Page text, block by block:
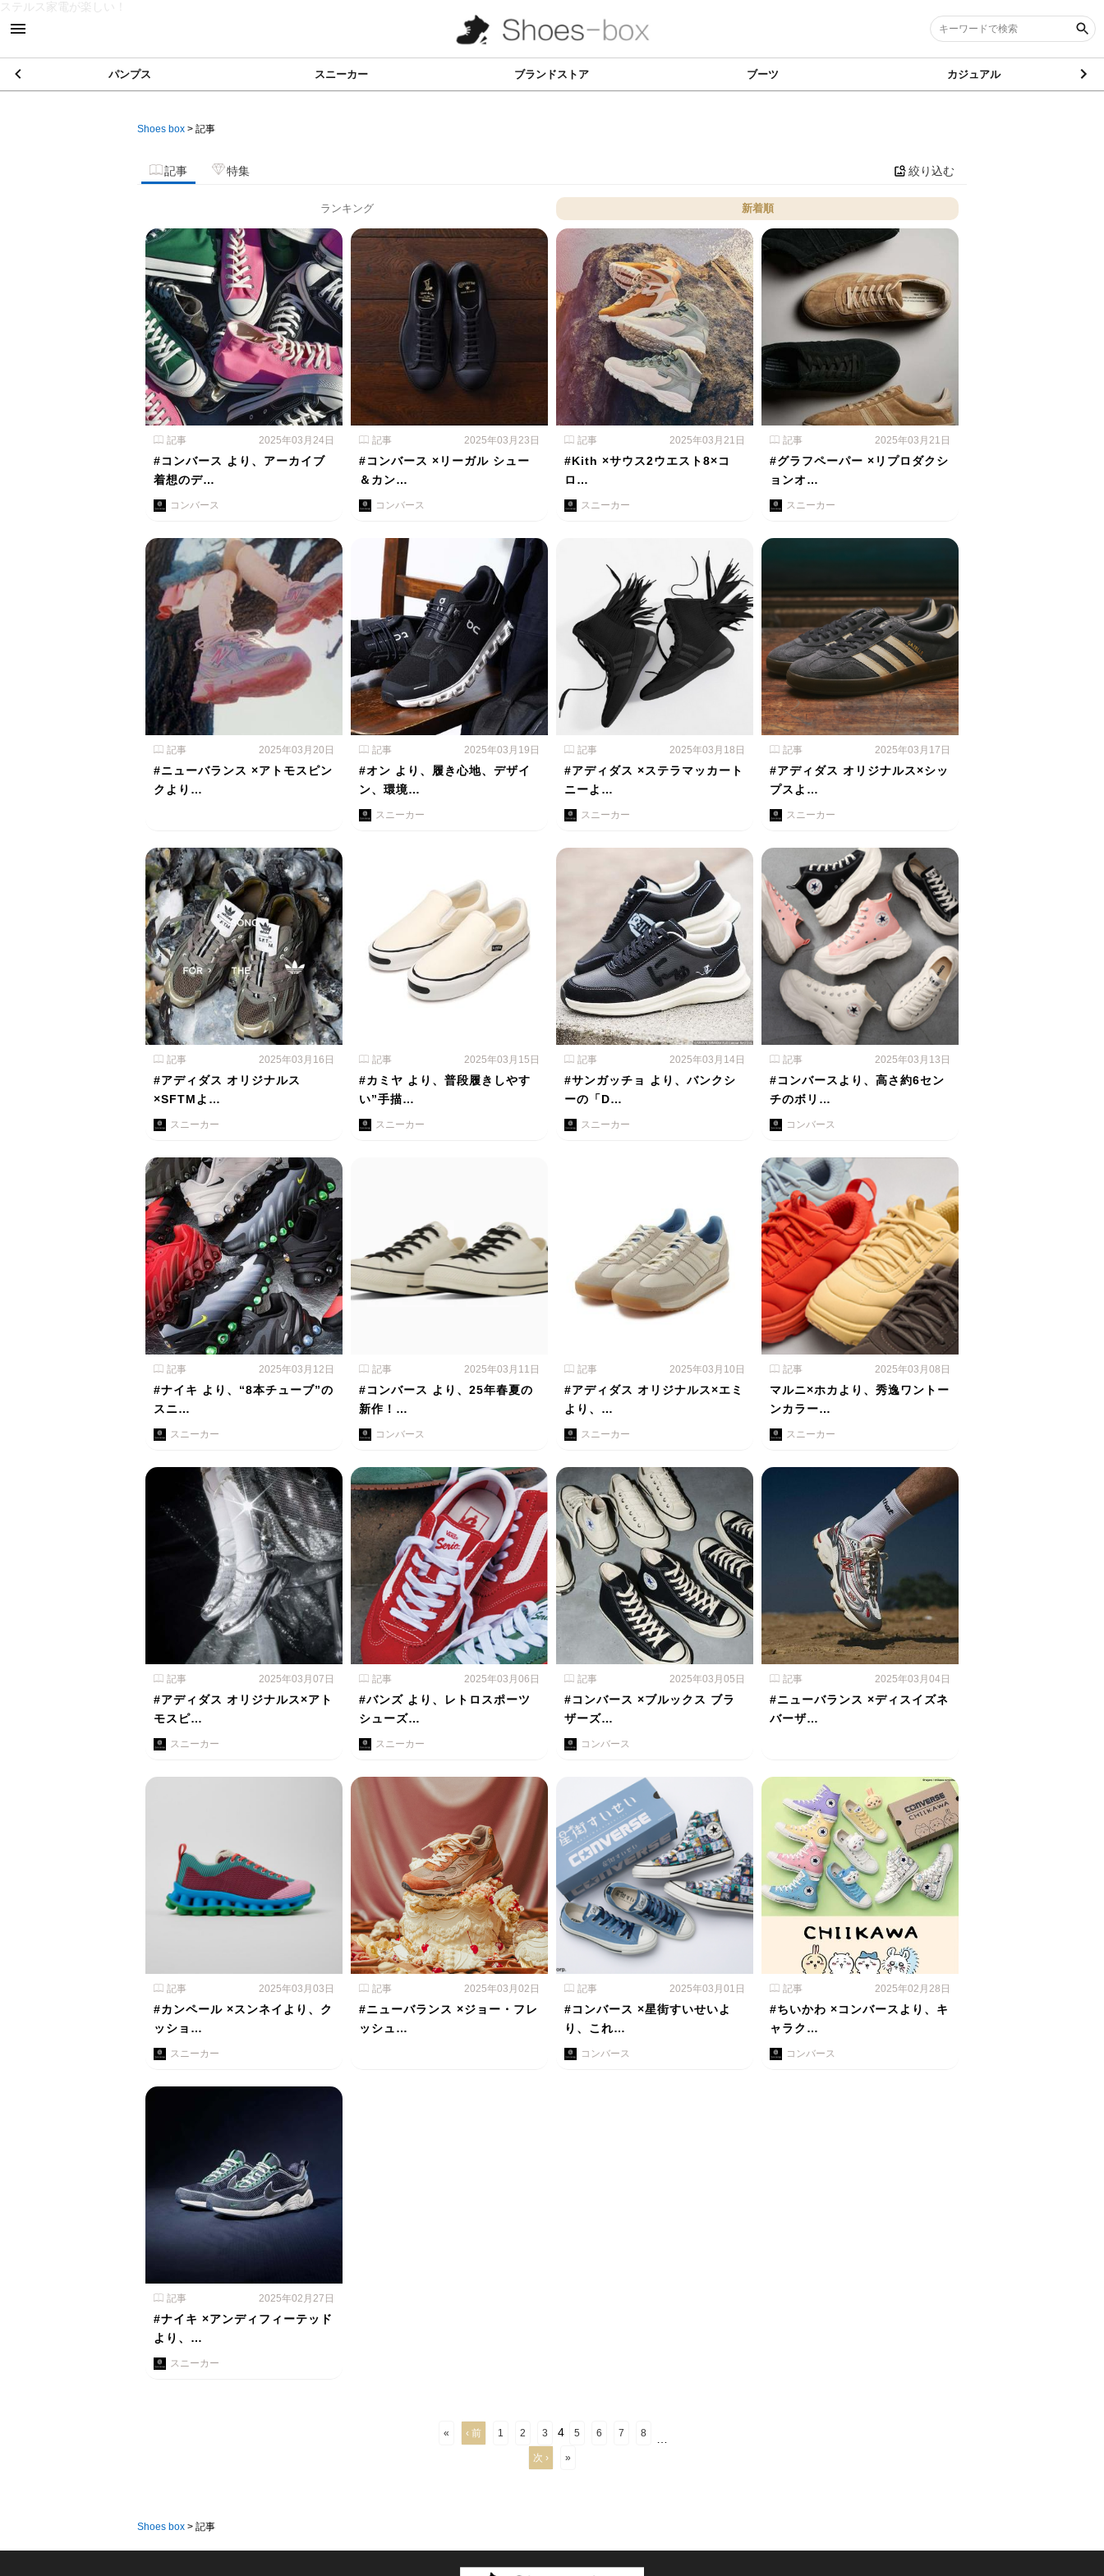
ステルス家電が楽しい！
パンプス スニーカー ブランドストア ブーツ カジュアル
Shoes box > 記事
記事 特集 絞り込む
ランキング 新着順
記事 2025年03月24日
#コンバース より、アーカイブ
着想のデ…
コンバース
記事 2025年03月23日
#コンバース ×リーガル シュー
＆カン…
コンバース
記事 2025年03月21日
#Kith ×サウス2ウエスト8×コ
ロ…
スニーカー
記事 2025年03月21日
#グラフペーパー ×リプロダクシ
ョンオ…
スニーカー
記事 2025年03月20日
#ニューバランス ×アトモスピン
クより…
記事 2025年03月19日
#オン より、履き心地、デザイ
ン、環境…
スニーカー
記事 2025年03月18日
#アディダス ×ステラマッカート
ニーよ…
スニーカー
記事 2025年03月17日
#アディダス オリジナルス×シッ
プスよ…
スニーカー
記事 2025年03月16日
#アディダス オリジナルス
×SFTMよ…
スニーカー
記事 2025年03月15日
#カミヤ より、普段履きしやす
い”手描…
スニーカー
記事 2025年03月14日
#サンガッチョ より、バンクシ
ーの「D…
スニーカー
記事 2025年03月13日
#コンバースより、高さ約6セン
チのボリ…
コンバース
記事 2025年03月12日
#ナイキ より、“8本チューブ”の
スニ…
スニーカー
記事 2025年03月11日
#コンバース より、25年春夏の
新作！…
コンバース
記事 2025年03月10日
#アディダス オリジナルス×エミ
より、…
スニーカー
記事 2025年03月08日
マルニ×ホカより、秀逸ワントー
ンカラー…
スニーカー
記事 2025年03月07日
#アディダス オリジナルス×アト
モスピ…
スニーカー
記事 2025年03月06日
#バンズ より、レトロスポーツ
シューズ…
スニーカー
記事 2025年03月05日
#コンバース ×ブルックス ブラ
ザーズ…
コンバース
記事 2025年03月04日
#ニューバランス ×ディスイズネ
バーザ…
記事 2025年03月03日
#カンペール ×スンネイより、ク
ッショ…
スニーカー
記事 2025年03月02日
#ニューバランス ×ジョー・フレ
ッシュ…
記事 2025年03月01日
#コンバース ×星街すいせいよ
り、これ…
コンバース
記事 2025年02月28日
#ちいかわ ×コンバースより、キ
ャラク…
コンバース
記事 2025年02月27日
#ナイキ ×アンディフィーテッド
より、…
スニーカー
« ‹ 前 1 2 3 4 5 6 7 8
次 › »
Shoes box > 記事